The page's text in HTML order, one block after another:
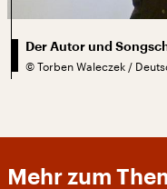
Der Autor und
© Torben Waleczek /
Mehr zum